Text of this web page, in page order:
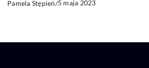
Pamela Stępień/5 maja 2023